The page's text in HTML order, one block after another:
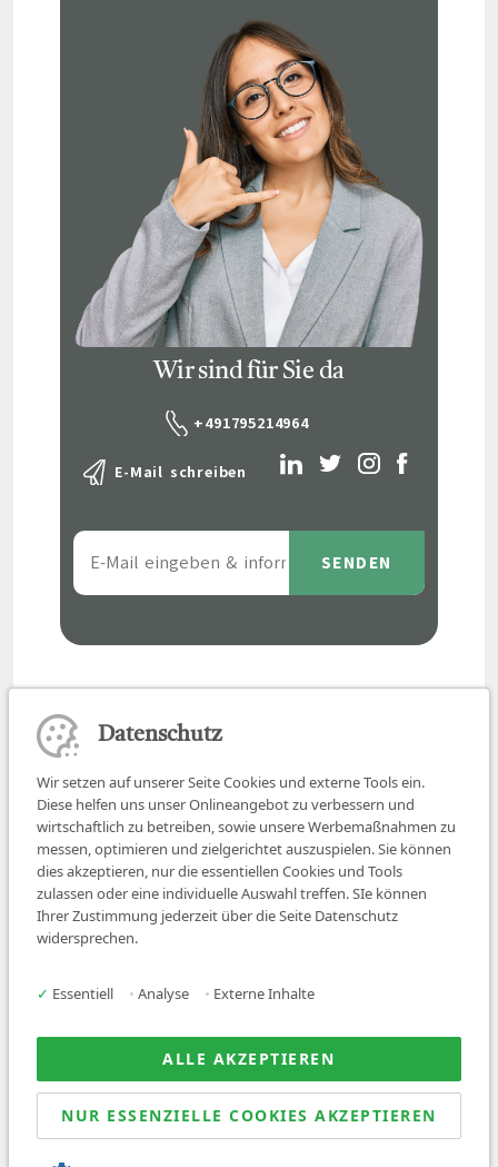
Wir sind für Sie da
+491795214964
E-Mail schreiben
Job finden
Über uns
News
© 2026 Sanovetis. All rights reserved.
Datenschutz
Wir setzen auf unserer Seite Cookies und externe Tools ein.
Diese helfen uns unser Onlineangebot zu verbessern und
wirtschaftlich zu betreiben, sowie unsere Werbemaßnahmen zu
messen, optimieren und zielgerichtet auszuspielen. Sie können
dies akzeptieren, nur die essentiellen Cookies und Tools
zulassen oder eine individuelle Auswahl treffen. SIe können
Ihrer Zustimmung jederzeit über die Seite Datenschutz
widersprechen.
✓ Essentiell • Analyse • Externe Inhalte
ALLE AKZEPTIEREN
NUR ESSENZIELLE COOKIES AKZEPTIEREN